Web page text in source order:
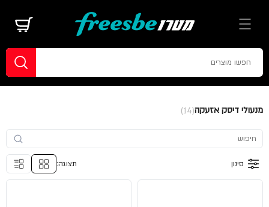
מנעולי דיסק אזעקה(14)
סינון תצוגה: